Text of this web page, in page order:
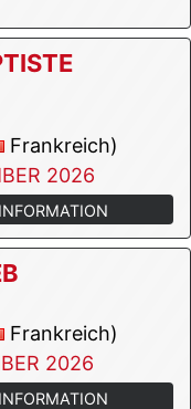
Frankreich)
2026
Frankreich)
2026